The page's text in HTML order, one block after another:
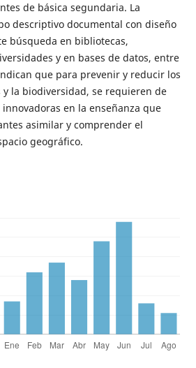
de básica segundaria. La
descriptivo documental con diseño
búsqueda en bibliotecas,
y en bases de datos, entre
que para prevenir y reducir los
la biodiversidad, se requieren de
en la enseñanza que
asimilar y comprender el
geográfico.